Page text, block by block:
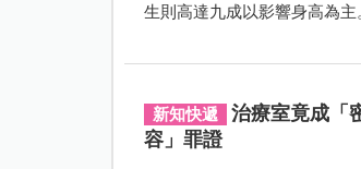
生則高達九成以影響身高為主
新知快遞
治療室竟成「
容」罪證